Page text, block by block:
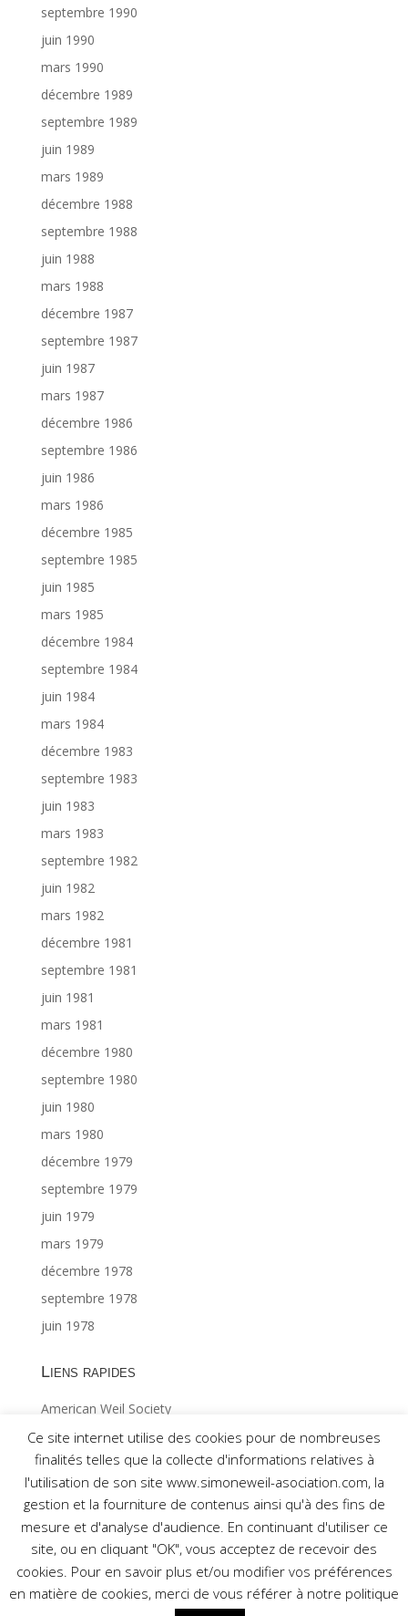
septembre 1990
juin 1990
mars 1990
décembre 1989
septembre 1989
juin 1989
mars 1989
décembre 1988
septembre 1988
juin 1988
mars 1988
décembre 1987
septembre 1987
juin 1987
mars 1987
décembre 1986
septembre 1986
juin 1986
mars 1986
décembre 1985
septembre 1985
juin 1985
mars 1985
décembre 1984
septembre 1984
juin 1984
mars 1984
décembre 1983
septembre 1983
juin 1983
mars 1983
septembre 1982
juin 1982
mars 1982
décembre 1981
septembre 1981
juin 1981
mars 1981
décembre 1980
septembre 1980
juin 1980
mars 1980
décembre 1979
septembre 1979
juin 1979
mars 1979
décembre 1978
septembre 1978
juin 1978
Liens rapides
American Weil Society
Index général ©Gabriël MAES 1/2
Index général ©Gabriël MAES 2/2
Réalisé par Association pour l'étude de la pensée de
Simone Weil © 2017 - Mentions légales -Nous
Ce site internet utilise des cookies pour de nombreuses
finalités telles que la collecte d'informations relatives à
l'utilisation de son site www.simoneweil-asociation.com, la
gestion et la fourniture de contenus ainsi qu'à des fins de
mesure et d'analyse d'audience. En continuant d'utiliser ce
site, ou en cliquant "OK", vous acceptez de recevoir des
cookies. Pour en savoir plus et/ou modifier vos préférences
en matière de cookies, merci de vous référer à notre politique